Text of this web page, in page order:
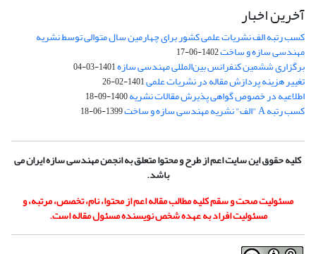
آخرین اخبار
کسب رتبه الف نشریات علمی کشور برای چهارمین سال متوالی توسط نشریه
مهندسی سازه و ساخت1402-06-17
برگزاری ششمین کنفرانس بین‌المللی مهندسی سازه1401-03-04
تغییر هزینه پردازش مقاله در نشریات علمی1401-02-26
اطلاعیه در خصوص گواهی پذیرش مقالات نشریه1400-09-18
کسب رتبه A "الف" نشریه مهندسی سازه و ساخت 1399-06-18
کلیه حقوق این سایت اعم از طرح و محتوا متعلق به انجمن مهندسی سازه ایران می
باشد.
مسئولیت صحت و سقم کلیه مطالب مقاله اعم از محتوا، نام، تخصص، مرتبه، و
مسئولیت افراد به عهده شخص نویسنده مسئول مقاله است.